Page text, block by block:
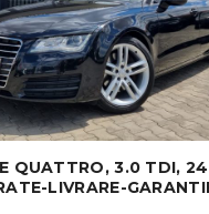
QUATTRO, 3.0 TDI,
LIVRARE-